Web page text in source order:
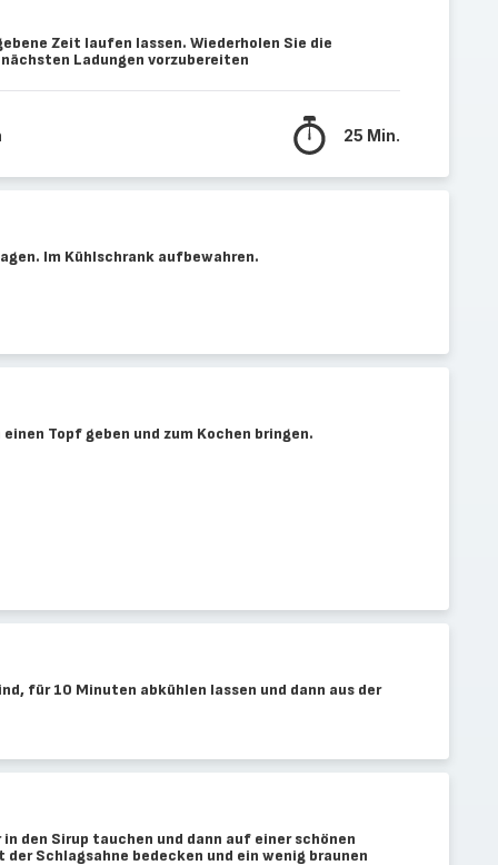
Zeit laufen lassen. Wiederholen Sie die
Ladungen vorzubereiten
25 Min.
Im Kühlschrank aufbewahren.
Topf geben und zum Kochen bringen.
für 10 Minuten abkühlen lassen und dann aus der
den Sirup tauchen und dann auf einer schönen
Schlagsahne bedecken und ein wenig braunen